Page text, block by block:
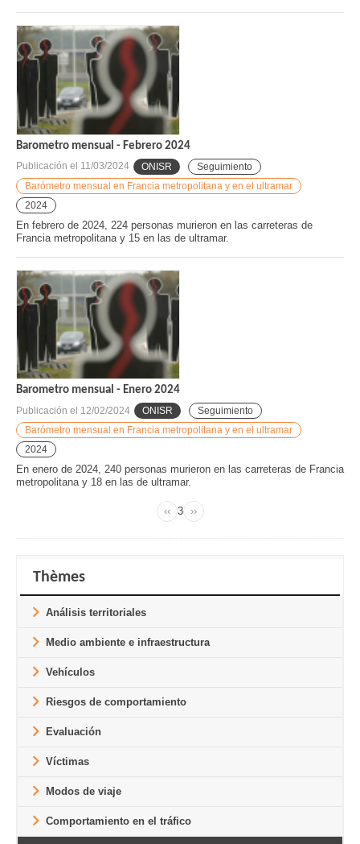
Barometro mensual - Febrero 2024
Publicación el 11/03/2024 ONISR
Seguimiento
Barómetro mensual en Francia metropolitana y en el ultramar
2024
En febrero de 2024, 224 personas murieron en las carreteras de
Francia metropolitana y 15 en las de ultramar.
Barometro mensual - Enero 2024
Publicación el 12/02/2024 ONISR
Seguimiento
Barómetro mensual en Francia metropolitana y en el ultramar
2024
En enero de 2024, 240 personas murieron en las carreteras de Francia
metropolitana y 18 en las de ultramar.
Pagination
Previous
‹‹ Page
3
Next
››
Thèmes
Análisis territoriales
Medio ambiente e infraestructura
Vehículos
Riesgos de comportamiento
Evaluación
Víctimas
Modos de viaje
Comportamiento en el tráfico